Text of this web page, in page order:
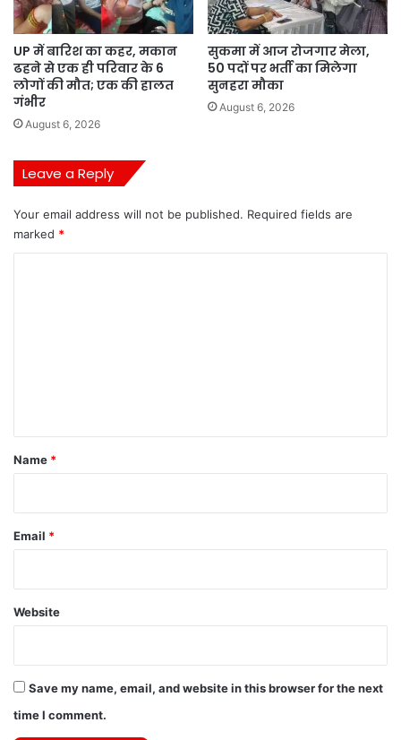
UP में बारिश का कहर, मकान
ढहने से एक ही परिवार के 6
लोगों की मौत; एक की हालत
गंभीर
August 6, 2026
सुकमा में आज रोजगार मेला,
50 पदों पर भर्ती का मिलेगा
सुनहरा मौका
August 6, 2026
Leave a Reply
Your email address will not be published. Required fields are
marked *
*
Name *
Email *
Website
Save my name, email, and website in this browser for the next
time I comment.